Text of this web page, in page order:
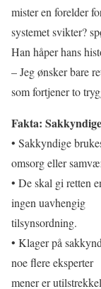
mister en forelder
systemet svikter?
Han håper hans
– Jeg ønsker bare
som fortjener to
Fakta:
• Sakkyndige
omsorg eller
• De skal gi retten
ingen uavhengig
tilsynsordning.
• Klager på
noe flere eksperter
mener er